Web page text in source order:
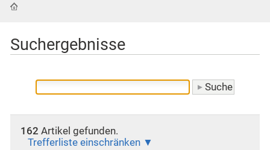
Suchergebnisse
162 Artikel gefunden.
Trefferliste einschränken